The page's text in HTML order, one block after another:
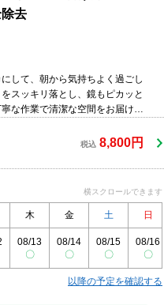
去
して、朝から気持ちよく過ごし
スッキリ落とし、鏡もピカッと
な作業で清潔な空間をお届けし
税込 8,800円
横スクロールできます
木 金 土 日
08/13
〇
08/14
〇
08/15
〇
08/16
〇
以降の予定を確認する